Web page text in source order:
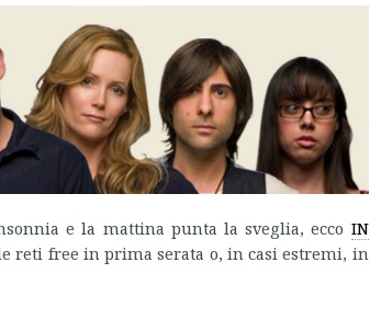
e la mattina punta la sveglia, ecco IN
reti free in prima serata o, in casi estremi, in